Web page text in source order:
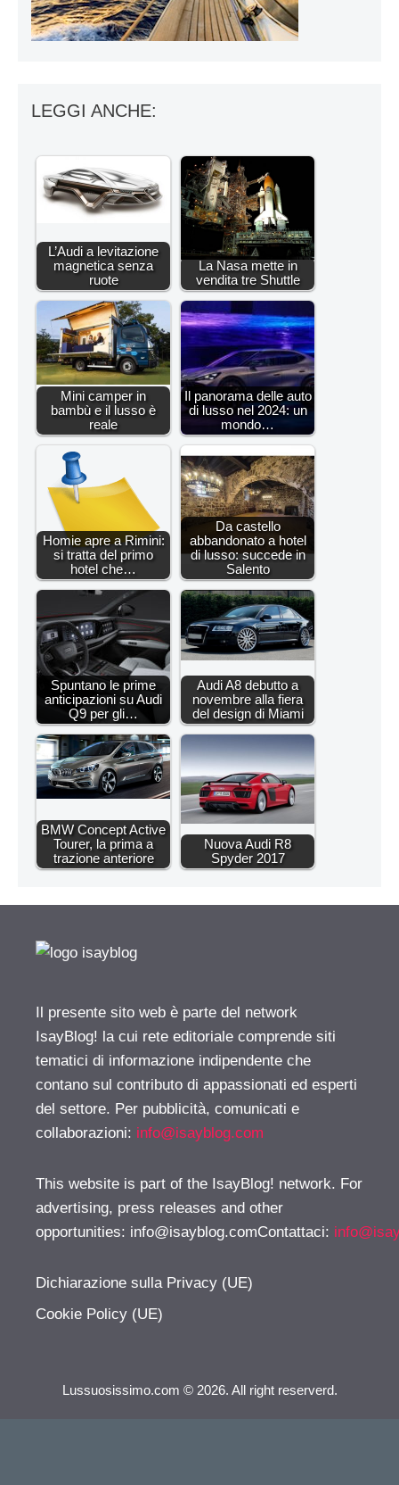
LEGGI ANCHE:
L’Audi a levitazione
magnetica senza
ruote
La Nasa mette in
vendita tre Shuttle
Mini camper in
bambù e il lusso è
reale
Il panorama delle auto
di lusso nel 2024: un
mondo…
Homie apre a Rimini:
si tratta del primo
hotel che…
Da castello
abbandonato a hotel
di lusso: succede in
Salento
Spuntano le prime
anticipazioni su Audi
Q9 per gli…
Audi A8 debutto a
novembre alla fiera
del design di Miami
BMW Concept Active
Tourer, la prima a
trazione anteriore
Nuova Audi R8
Spyder 2017
Il presente sito web è parte del network
IsayBlog! la cui rete editoriale comprende siti
tematici di informazione indipendente che
contano sul contributo di appassionati ed esperti
del settore. Per pubblicità, comunicati e
collaborazioni: info@isayblog.com
This website is part of the IsayBlog! network. For
advertising, press releases and other
opportunities: info@isayblog.comContattaci:
Dichiarazione sulla Privacy (UE)
Cookie Policy (UE)
Lussuosissimo.com © 2026. All right reserverd.